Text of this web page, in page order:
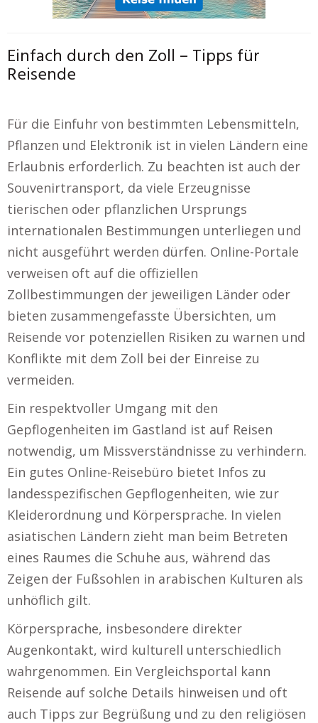
Einfach durch den Zoll – Tipps für
Reisende
Für die Einfuhr von bestimmten Lebensmitteln,
Pflanzen und Elektronik ist in vielen Ländern eine
Erlaubnis erforderlich. Zu beachten ist auch der
Souvenirtransport, da viele Erzeugnisse
tierischen oder pflanzlichen Ursprungs
internationalen Bestimmungen unterliegen und
nicht ausgeführt werden dürfen. Online-Portale
verweisen oft auf die offiziellen
Zollbestimmungen der jeweiligen Länder oder
bieten zusammengefasste Übersichten, um
Reisende vor potenziellen Risiken zu warnen und
Konflikte mit dem Zoll bei der Einreise zu
vermeiden.
Ein respektvoller Umgang mit den
Gepflogenheiten im Gastland ist auf Reisen
notwendig, um Missverständnisse zu verhindern.
Ein gutes Online-Reisebüro bietet Infos zu
landesspezifischen Gepflogenheiten, wie zur
Kleiderordnung und Körpersprache. In vielen
asiatischen Ländern zieht man beim Betreten
eines Raumes die Schuhe aus, während das
Zeigen der Fußsohlen in arabischen Kulturen als
unhöflich gilt.
Körpersprache, insbesondere direkter
Augenkontakt, wird kulturell unterschiedlich
wahrgenommen. Ein Vergleichsportal kann
Reisende auf solche Details hinweisen und oft
auch Tipps zur Begrüßung und zu den religiösen